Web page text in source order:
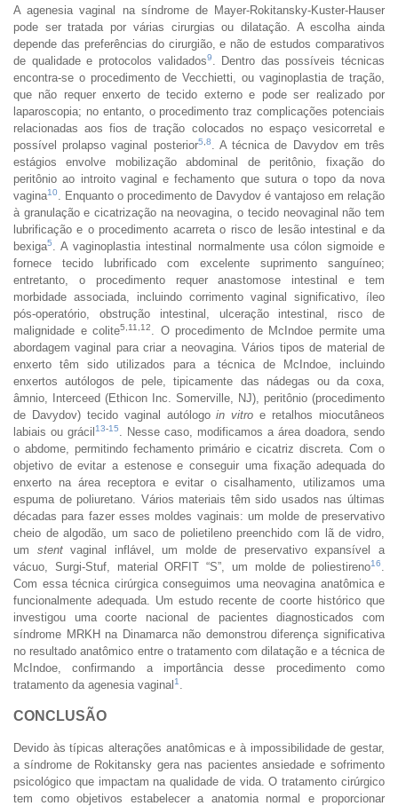
A agenesia vaginal na síndrome de Mayer-Rokitansky-Kuster-Hauser
pode ser tratada por várias cirurgias ou dilatação. A escolha ainda
depende das preferências do cirurgião, e não de estudos comparativos
de qualidade e protocolos validados9
. Dentro das possíveis técnicas
encontra-se o procedimento de Vecchietti, ou vaginoplastia de tração,
que não requer enxerto de tecido externo e pode ser realizado por
laparoscopia; no entanto, o procedimento traz complicações potenciais
relacionadas aos fios de tração colocados no espaço vesicorretal e
possível prolapso vaginal posterior5 8
. A técnica de Davydov em três
estágios envolve mobilização abdominal de peritônio, fixação do
peritônio ao introito vaginal e fechamento que sutura o topo da nova
vagina10
. Enquanto o procedimento de Davydov é vantajoso em relação
à granulação e cicatrização na neovagina, o tecido neovaginal não tem
lubrificação e o procedimento acarreta o risco de lesão intestinal e da
bexiga5
. A vaginoplastia intestinal normalmente usa cólon sigmoide e
fornece tecido lubrificado com excelente suprimento sanguíneo;
entretanto, o procedimento requer anastomose intestinal e tem
morbidade associada, incluindo corrimento vaginal significativo, íleo
pós-operatório, obstrução intestinal, ulceração intestinal, risco de
malignidade e colite5,11,12
. O procedimento de McIndoe permite uma
abordagem vaginal para criar a neovagina. Vários tipos de material de
enxerto têm sido utilizados para a técnica de McIndoe, incluindo
enxertos autólogos de pele, tipicamente das nádegas ou da coxa,
âmnio, Interceed (Ethicon Inc. Somerville, NJ), peritônio (procedimento
de Davydov) tecido vaginal autólogoin vitro e retalhos miocutâneos
labiais ou grácil 13-15
. Nesse caso, modificamos a área doadora, sendo
o abdome, permitindo fechamento primário e cicatriz discreta. Com o
objetivo de evitar a estenose e conseguir uma fixação adequada do
enxerto na área receptora e evitar o cisalhamento, utilizamos uma
espuma de poliuretano. Vários materiais têm sido usados nas últimas
décadas para fazer esses moldes vaginais: um molde de preservativo
cheio de algodão, um saco de polietileno preenchido com lã de vidro,
um stentvaginal inflável, um molde de preservativo expansível a
vácuo, Surgi-Stuf, material ORFIT “S”, um molde de poliestireno16
Com essa técnica cirúrgica conseguimos uma neovagina anatômica e
funcionalmente adequada. Um estudo recente de coorte histórico que
investigou uma coorte nacional de pacientes diagnosticados com
síndrome MRKH na Dinamarca não demonstrou diferença significativa
no resultado anatômico entre o tratamento com dilatação e a técnica de
McIndoe, confirmando a importância desse procedimento como
tratamento da agenesia vaginal 1
CONCLUSÃO
Devido às típicas alterações anatômicas e à impossibilidade de gestar,
a síndrome de Rokitansky gera nas pacientes ansiedade e sofrimento
psicológico que impactam na qualidade de vida. O tratamento cirúrgico
tem como objetivos estabelecer a anatomia normal e proporcionar